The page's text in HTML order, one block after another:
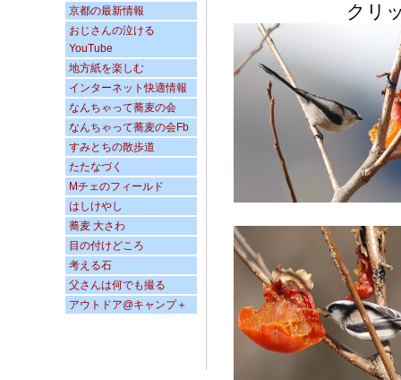
京都の最新情報
おじさんの泣ける
YouTube
地方紙を楽しむ
インターネット快適情報
なんちゃって蕎麦の会
なんちゃって蕎麦の会Fb
すみとちの散歩道
たたなづく
Mチェのフィールド
はしけやし
蕎麦 大さわ
目の付けどころ
考える石
父さんは何でも撮る
アウトドア@キャンプ＋
クリックす